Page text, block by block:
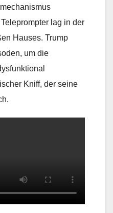
lag in der
Hauses. Trump
um die
Kniff, der seine